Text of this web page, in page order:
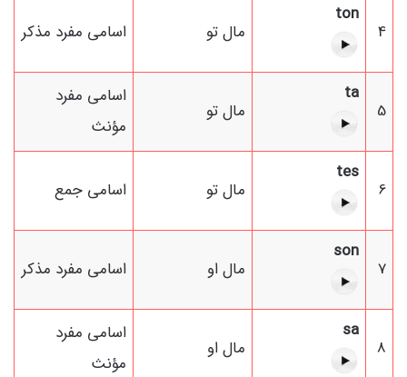
4
ton
مال تو اسامی مفرد مذکر
5
ta
مال تو
اسامی مفرد
مؤنث
6
tes
مال تو اسامی جمع
7
son
مال او اسامی مفرد مذکر
8
sa
مال او
اسامی مفرد
مؤنث